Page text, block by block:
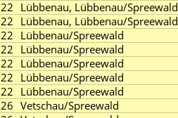
Lübbenau, Lübbenau/Spreewald
Lübbenau, Lübbenau/Spreewald
Lübbenau/Spreewald
Lübbenau/Spreewald
Lübbenau/Spreewald
Lübbenau/Spreewald
Lübbenau/Spreewald
Vetschau/Spreewald